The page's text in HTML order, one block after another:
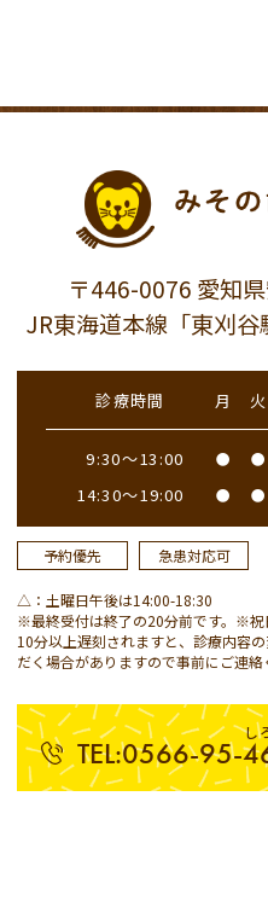
〒446-0076 愛知
JR東海道本線「東刈谷
診療時間 月 火
9:30～13:00 ● ●
14:30～19:00 ● ●
予約優先 急患対応可
△：土曜日午後は14:00-18:30
※最終受付は終了の20分前です。※祝
10分以上遅刻されますと、診療内容
だく場合がありますので事前にご連絡
し
TEL:0566-95-